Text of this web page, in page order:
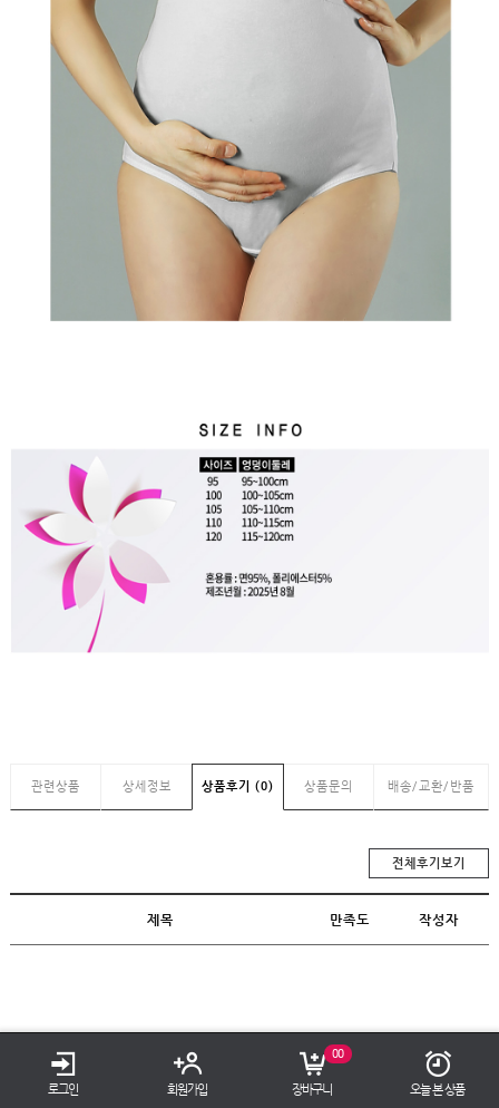
로그인 회원가입
00
장바구니 오늘 본 상품
관련상품 상세정보 상품후기 (0) 상품문의 배송/교환/반품
전체후기보기
제목 만족도 작성자